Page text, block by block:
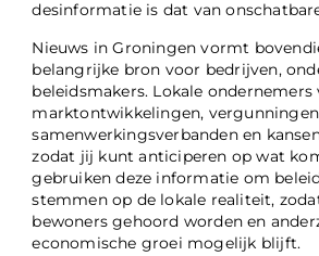
desinformatie is dat van
Nieuws in Groningen vormt
belangrijke bron voor bedrijven,
beleidsmakers. Lokale ondernemers
marktontwikkelingen,
samenwerkingsverbanden en
zodat jij kunt anticiperen op wat
gebruiken deze informatie om
stemmen op de lokale realiteit,
bewoners gehoord worden en
economische groei mogelijk blijft.